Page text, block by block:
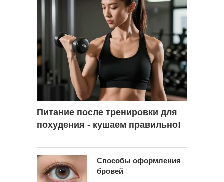
Питание после тренировки для
похудения - кушаем правильно!
Способы оформления
бровей